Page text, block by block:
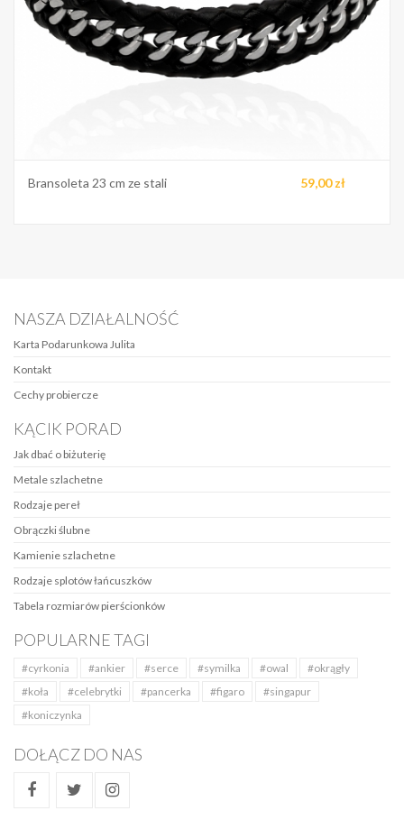
Bransoleta 23 cm ze stali 59,00 zł
NASZA DZIAŁALNOŚĆ
Karta Podarunkowa Julita
Kontakt
Cechy probiercze
KĄCIK PORAD
Jak dbać o biżuterię
Metale szlachetne
Rodzaje pereł
Obrączki ślubne
Kamienie szlachetne
Rodzaje splotów łańcuszków
Tabela rozmiarów pierścionków
POPULARNE TAGI
#cyrkonia #ankier #serce #symilka #owal
#okrągły
#koła
#celebrytki #pancerka #figaro
#singapur
#koniczynka
DOŁĄCZ DO NAS